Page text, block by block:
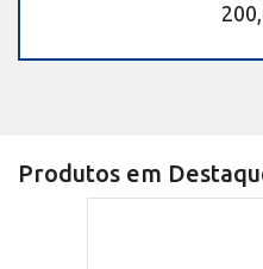
Produtos em